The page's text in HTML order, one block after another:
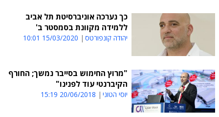
כך נערכה אוניברסיטת תל אביב
ללמידה מקוונת בסמסטר ב'
יהודה קונפורטס 15/03/2020 10:01
"מרוץ החימוש בסייבר נמשך; החורף
הקיברנטי עוד לפנינו"
יוסי הטוני 20/06/2018 15:19